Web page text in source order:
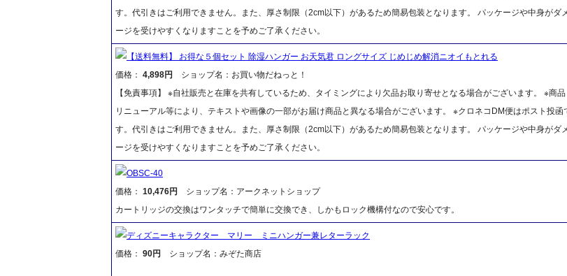
す。代引きはご利用できません。また、厚さ制限（2cm以下）があるため簡易包装となります。 パッケージや中身がダ
ージを受けやすくなりますことを予めご了承ください。
【送料無料】 お得な５個セット 除湿ハンガー お天気君 ロングサイズ じめじめ解消ニオイもとれる
価格： 4,898円
ショップ名：お買い物だねっと！
【免責事項】 ※自社販売と在庫を共有しているため、タイミングにより欠品お取り寄せとなる場合がございます。 ※商品
リニューアル等により、テキストや画像の一部がお届け商品と異なる場合がございます。 ※クロネコDM便はポスト投函
す。代引きはご利用できません。また、厚さ制限（2cm以下）があるため簡易包装となります。 パッケージや中身がダ
ージを受けやすくなりますことを予めご了承ください。
OBSC-40
価格： 10,476円
ショップ名：アークネットショップ
カートリッジの交換はワンタッチで簡単に交換でき、しかもロック機構付なので安心です。
ディズニーキャラクター マリー ミニハンガー兼レターラック
価格： 90円 ショップ名：みぞた商店